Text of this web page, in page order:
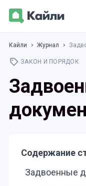
Кайли Журнал
ЗАКОН И ПОРЯДОК
Содержание
Задвоенные